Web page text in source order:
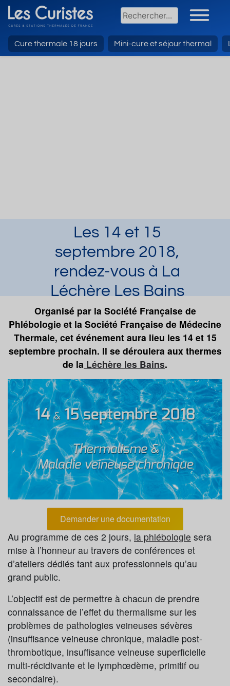
Cure thermale 18 jours Mini-cure et séjour thermal
Les 14 et 15
septembre 2018,
rendez-vous à La
Léchère Les Bains
pour les Premières
Journées Phlébo-
Thermes
Article publié parLaura Dupuy le 13/09/2018
et mis à jour le 06/07/2023
Auvergne La Léchère
Demander une documentation
Organisé par la Société Française de
Phlébologie et la Société Française de Médecine
Thermale, cet événement aura lieu les 14 et 15
septembre prochain. Il se déroulera aux thermes
de la Léchère les Bains.
Demander une documentation
Au programme de ces 2 jours, la phlébologie sera
mise à l’honneur au travers de conférences et
d’ateliers dédiés tant aux professionnels qu’au
grand public.
L’objectif est de permettre à chacun de prendre
connaissance de l’effet du thermalisme sur les
problèmes de pathologies veineuses sévères
(insuffisance veineuse chronique, maladie post-
thrombotique, insuffisance veineuse superficielle
multi-récidivante et le lymphœdème, primitif ou
secondaire).